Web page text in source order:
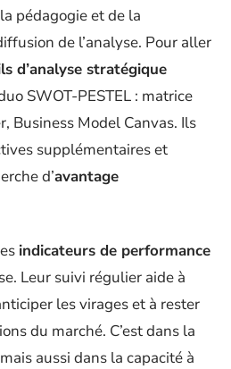
pédagogie et de la
de l’analyse. Pour aller
d’analyse stratégique
SWOT-PESTEL : matrice
Business Model Canvas. Ils
supplémentaires et
d’avantage
indicateurs de performance
Leur suivi régulier aide à
les virages et à rester
du marché. C’est dans la
aussi dans la capacité à